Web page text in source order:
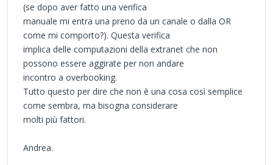
(se dopo aver fatto una verifica
manuale mi entra una preno da un canale o dalla OR
come mi comporto?). Questa verifica
implica delle computazioni della extranet che non
possono essere aggirate per non andare
incontro a overbooking.
Tutto questo per dire che non è una cosa così semplice
come sembra, ma bisogna considerare
molti più fattori.
Andrea.